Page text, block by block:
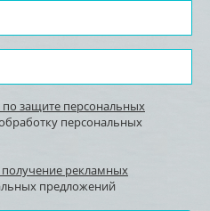
защите персональных
персональных
получение рекламных
предложений